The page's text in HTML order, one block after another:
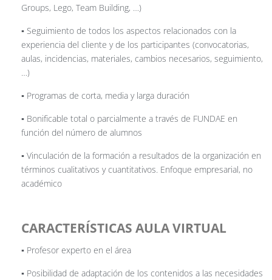
Groups, Lego, Team Building, …)
▪️ Seguimiento de todos los aspectos relacionados con la
experiencia del cliente y de los participantes (convocatorias,
aulas, incidencias, materiales, cambios necesarios, seguimiento,
…)
▪️ Programas de corta, media y larga duración
▪️ Bonificable total o parcialmente a través de FUNDAE en
función del número de alumnos
▪️ Vinculación de la formación a resultados de la organización en
términos cualitativos y cuantitativos. Enfoque empresarial, no
académico
CARACTERÍSTICAS AULA VIRTUAL
▪️ Profesor experto en el área
▪️ Posibilidad de adaptación de los contenidos a las necesidades